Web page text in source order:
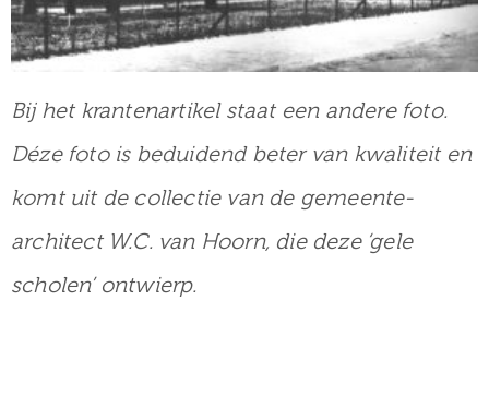
Bij het krantenartikel staat een andere foto.
Déze foto is beduidend beter van kwaliteit en
komt uit de collectie van de gemeente-
architect W.C. van Hoorn, die deze ‘gele
scholen’ ontwierp.